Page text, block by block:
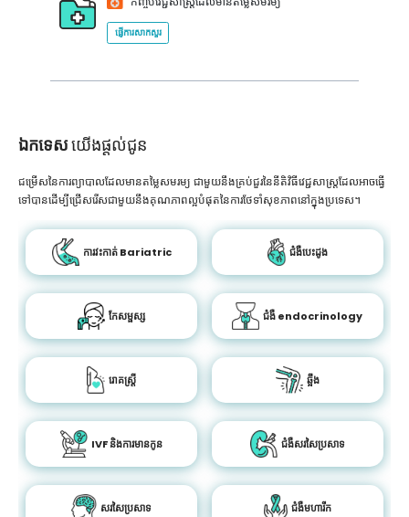
ផ្ញើការសាកសួរ
ឯកទេសយើងផ្តល់ជូន
ជម្រើសនៃការព្យាបាលដែលមានតម្លៃសមរម្យ ជាមួយនឹងគ្រប់ជួរនៃនីតិវិធីវេជ្ជសាស្រ្តដែលអាចធ្វើ
ទៅបានដើម្បីជ្រើសរើសជាមួយនឹងគុណភាពល្អបំផុតនៃការថែទាំសុខភាពនៅក្នុងប្រទេស។
ការវះកាត់ Bariatric ជំងឺបេះដូង
កែសម្ផស្ស ជំងឺ endocrinology
រោគស្ត្រី ឆ្អឹង
IVF និងការមានកូន ជំងឺសរសៃប្រសាទ
សរសៃប្រសាទ ជំងឺមហារីក